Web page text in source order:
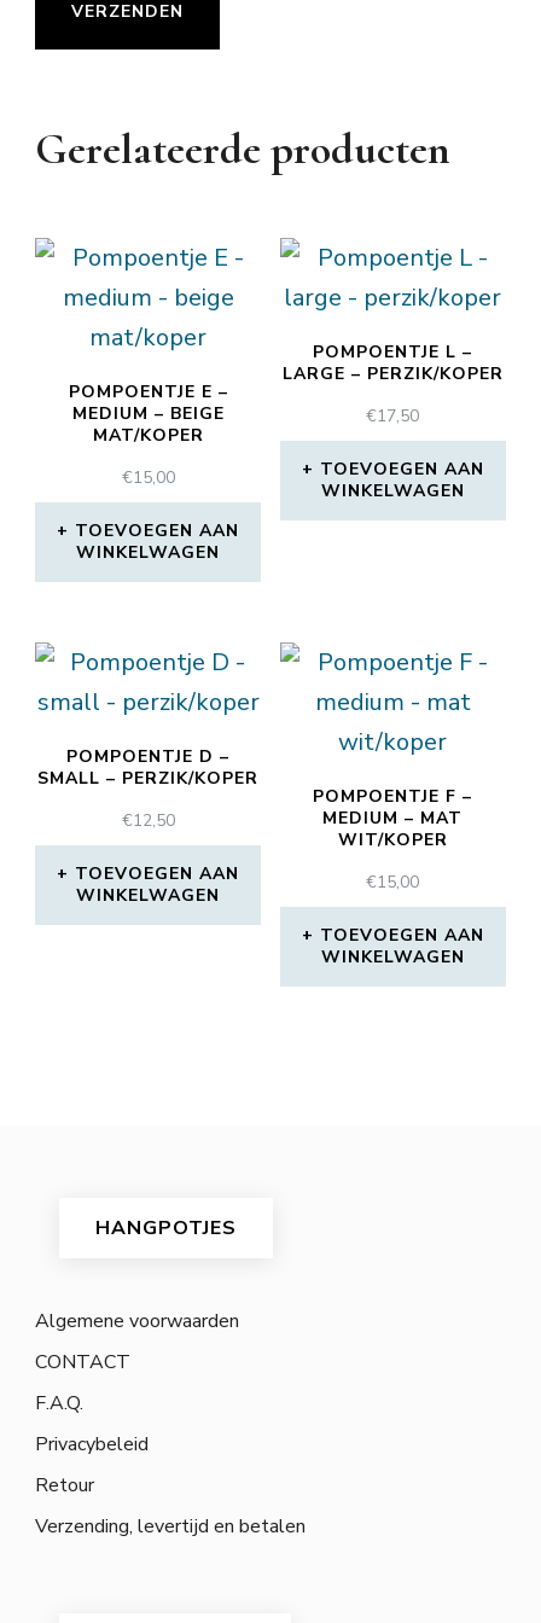
Gerelateerde producten
POMPOENTJE E –
MEDIUM – BEIGE
MAT/KOPER
€15,00
TOEVOEGEN AAN
WINKELWAGEN
POMPOENTJE L –
LARGE – PERZIK/KOPER
€17,50
TOEVOEGEN AAN
WINKELWAGEN
POMPOENTJE D –
SMALL – PERZIK/KOPER
€12,50
TOEVOEGEN AAN
WINKELWAGEN
POMPOENTJE F –
MEDIUM – MAT
WIT/KOPER
€15,00
TOEVOEGEN AAN
WINKELWAGEN
HANGPOTJES
Algemene voorwaarden
CONTACT
F.A.Q.
Privacybeleid
Retour
Verzending, levertijd en betalen